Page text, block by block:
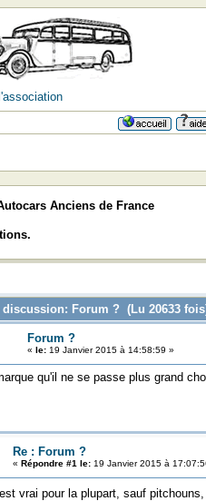
Anciens de France
discussion: Forum ? (Lu 20633
Forum ?
« le:19 Janvier 2015 à 14:58:59 »
qu'il ne se passe plus grand
Re : Forum ?
« Répondre #1 le:19 Janvier 2015 à
vrai pour la plupart, sauf